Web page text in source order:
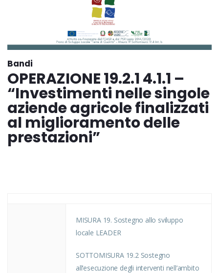
Bandi
OPERAZIONE 19.2.1 4.1.1 –
“Investimenti nelle singole
aziende agricole finalizzati
al miglioramento delle
prestazioni”
MISURA 19. Sostegno allo sviluppo
locale LEADER
SOTTOMISURA 19.2 Sostegno
all’esecuzione degli interventi nell’ambito